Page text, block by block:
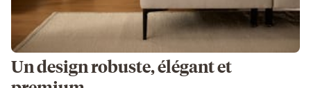
Un design robuste, élégant et